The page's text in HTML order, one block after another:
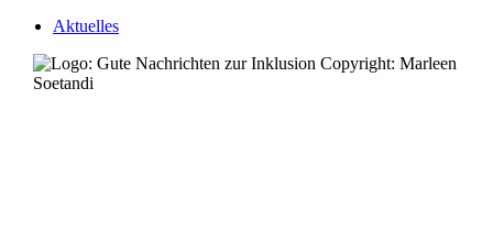
Aktuelles